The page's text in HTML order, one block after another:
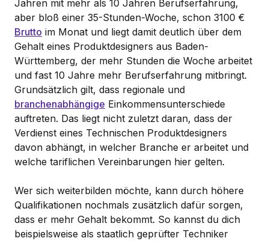
Jahren mit mehr als 10 Jahren Berufserfahrung,
aber bloß einer 35-Stunden-Woche, schon 3100 €
Brutto im Monat und liegt damit deutlich über dem
Gehalt eines Produktdesigners aus Baden-
Württemberg, der mehr Stunden die Woche arbeitet
und fast 10 Jahre mehr Berufserfahrung mitbringt.
Grundsätzlich gilt, dass regionale und
branchenabhängige Einkommensunterschiede
auftreten. Das liegt nicht zuletzt daran, dass der
Verdienst eines Technischen Produktdesigners
davon abhängt, in welcher Branche er arbeitet und
welche tariflichen Vereinbarungen hier gelten.
Wer sich weiterbilden möchte, kann durch höhere
Qualifikationen nochmals zusätzlich dafür sorgen,
dass er mehr Gehalt bekommt. So kannst du dich
beispielsweise als staatlich geprüfter Techniker